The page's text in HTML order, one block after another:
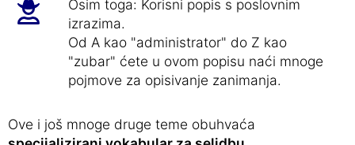
Osim toga: Korisni popis s poslovnim
izrazima.
Od A kao "administrator" do Z kao
"zubar" ćete u ovom popisu naći mnoge
pojmove za opisivanje zanimanja.
Ove i još mnoge druge teme obuhvaća